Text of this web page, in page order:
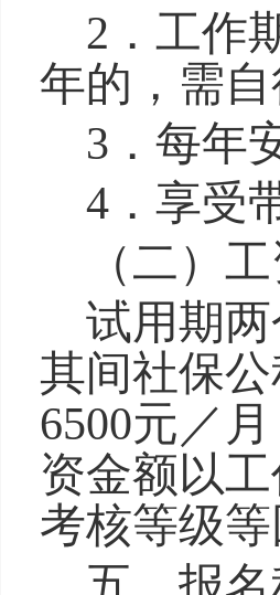
2． 工作
年的，需
3．每年
4．享受
（二）
试用期
其间社保
6500元／
资金额以
考核等级